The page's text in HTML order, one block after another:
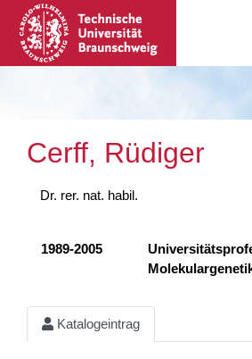
Cerff, Rüdiger
Dr. rer. nat. habil.
1989-2005
Katalogeintrag